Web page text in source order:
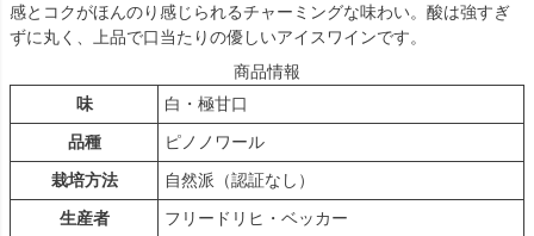
感とコクがほんのり感じられるチャーミングな味わい。酸は強すぎ
ずに丸く、上品で口当たりの優しいアイスワインです。
商品情報
味
白・極甘口
品種
ピノノワール
栽培方法
自然派（認証なし）
生産者
フリードリヒ・ベッカー